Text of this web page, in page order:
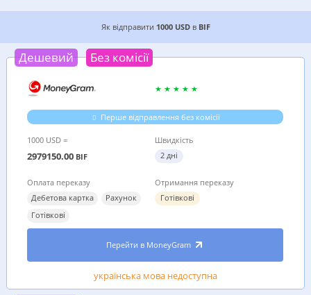
2 ДЕШЕВИХ ВАРІАНТИ, ДЕ ВИГІДНІШЕ
Як відправити 1000 USDв BIF
Дешевий Без комісії
Перше відправлення без комісії
1000 USD =
2979150.00 BIF
Швидкість
2 дні
Оплата переказу
Дебетова картка
Рахунок
Готівкові
Отримання переказу
Готівкові
Перейти в MoneyGram
українська мова недоступна